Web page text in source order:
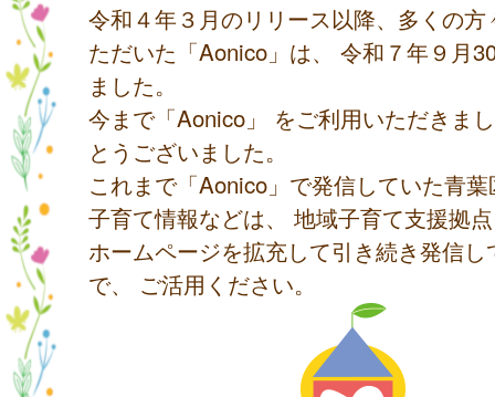
令和４年３月のリリース以降、多くの方
ただいた「Aonico」は、 令和７年９月
ました。
今まで「Aonico」 をご利用いただきま
とうございました。
これまで「Aonico」で発信していた青
子育て情報などは、 地域子育て支援拠
ホームページを拡充して引き続き発信し
で、 ご活用ください。